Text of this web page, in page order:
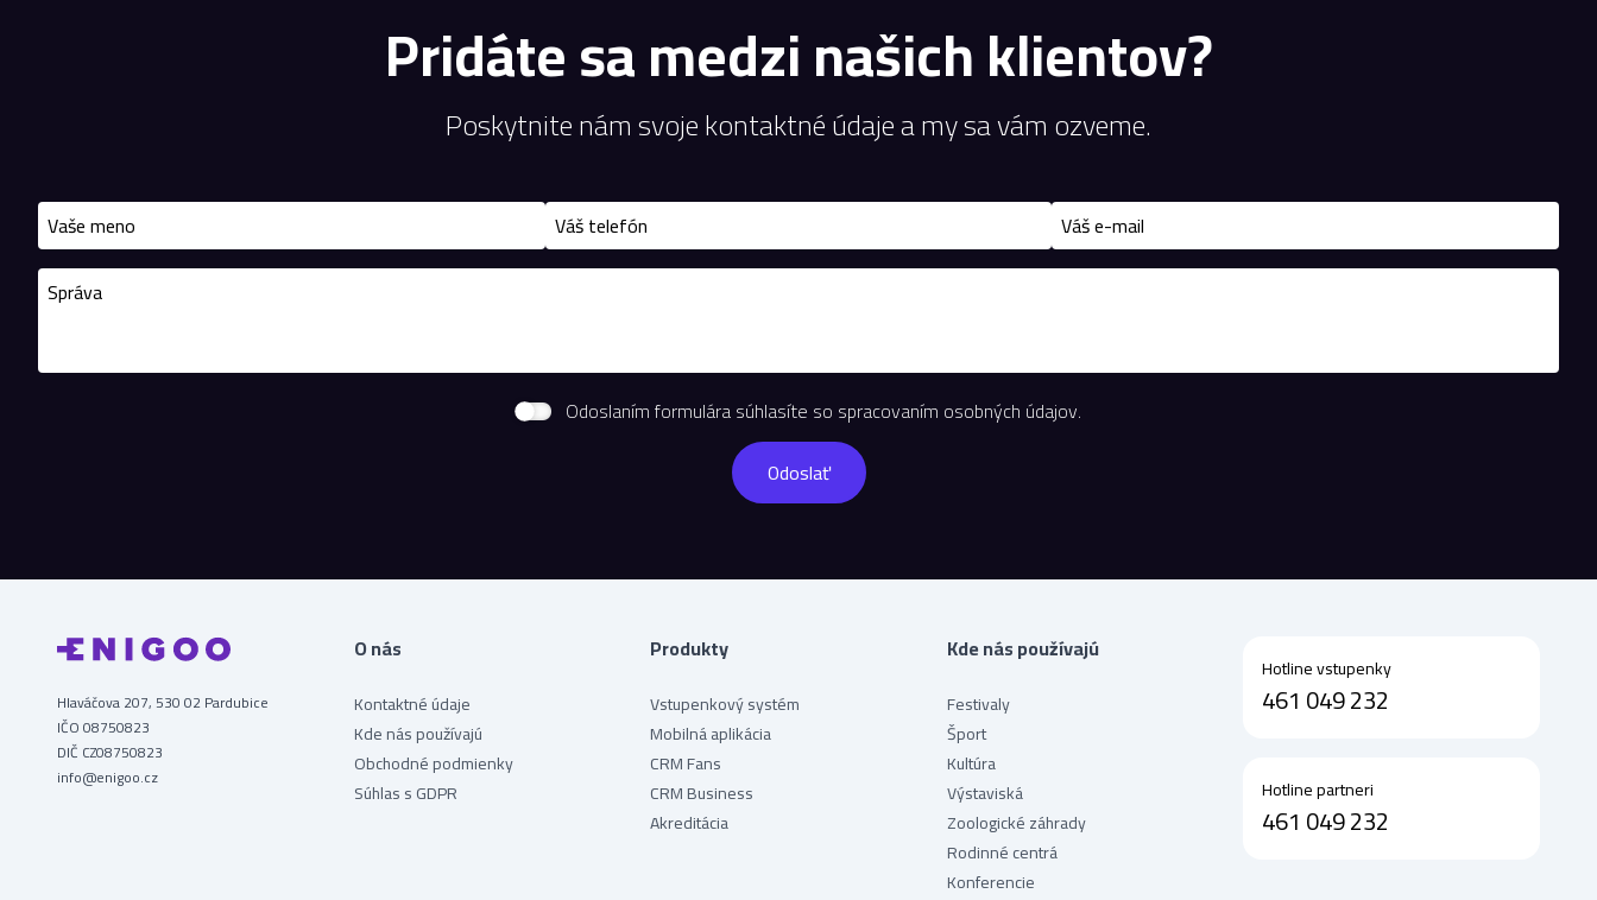
Pridáte sa medzi našich klientov?
Poskytnite nám svoje kontaktné údaje a my sa vám ozveme.
Odoslaním formulára súhlasíte so spracovaním osobných údajov.
Hlaváčova 207, 530 02 Pardubice
IČO 08750823
DIČ CZ08750823
info@enigoo.cz
O nás
Kontaktné údaje
Kde nás používajú
Obchodné podmienky
Súhlas s GDPR
Produkty
Vstupenkový systém
Mobilná aplikácia
CRM Fans
CRM Business
Akreditácia
Kde nás používajú
Festivaly
Šport
Kultúra
Výstaviská
Zoologické záhrady
Rodinné centrá
Konferencie
Hotline vstupenky
461 049 232
Hotline partneri
461 049 232